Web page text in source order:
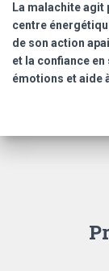
La malachite
centre
de son action
et la confiance
émotions et aide